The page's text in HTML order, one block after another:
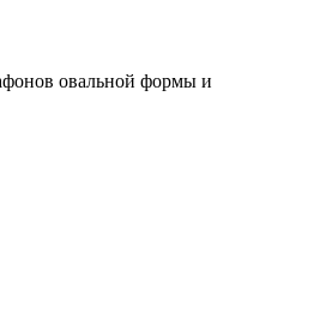
овальной формы и